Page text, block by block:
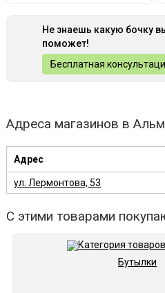
Не знаешь какую бочку
поможет!
Бесплатная
Адреса магазинов в
Адрес
ул. Лермонтова, 53
С этими товарами
Бутылки